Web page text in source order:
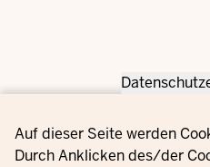
Privacy settings
Auf dieser Seite werden
Durch Anklicken des/der